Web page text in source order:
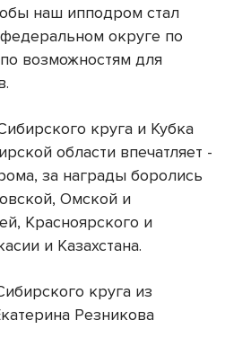
наш ипподром стал
округе по
возможностям для
круга и Кубка
области впечатляет -
за награды боролись
Омской и
Красноярского и
и Казахстана.
круга из
Резникова